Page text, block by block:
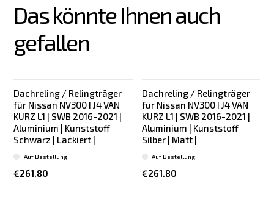
Das könnte Ihnen auch
gefallen
Dachreling / Relingträger
für Nissan NV300 I J4 VAN
KURZ L1 | SWB 2016-2021 |
Aluminium | Kunststoff
Schwarz | Lackiert |
€261.80
Auf Bestellung
Dachreling / Relingträger
für Nissan NV300 I J4 VAN
KURZ L1 | SWB 2016-2021 |
Aluminium | Kunststoff
Silber | Matt |
€261.80
Auf Bestellung